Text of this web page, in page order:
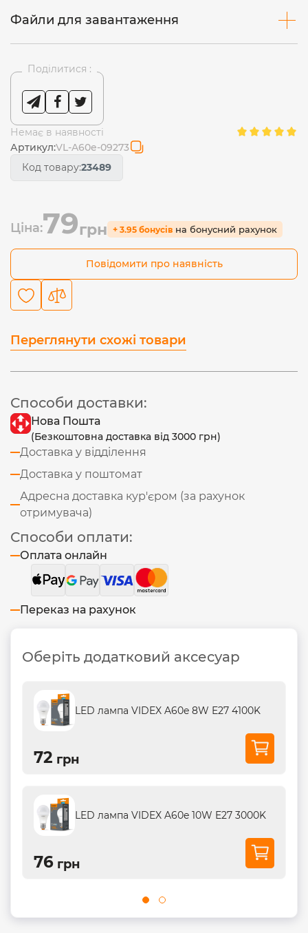
Файли для завантаження
Поділитися :
Немає в наявності
Артикул:VL-A60e-09273
Код товару:23489
Ціна:79грн + 3.95 бонусів на бонусний рахунок
Повідомити про наявність
Переглянути схожі товари
Способи доставки:
Нова Пошта
(Безкоштовна доставка від 3000 грн)
Доставка у відділення
Доставка у поштомат
Адресна доставка кур'єром (за рахунок
отримувача)
Способи оплати:
Оплата онлайн
Переказ на рахунок
Оберіть додатковий аксесуар
LED лампа VIDEX A60e 8W E27 4100K
72 грн
LED лампа VIDEX A60e 10W E27 3000K
76 грн